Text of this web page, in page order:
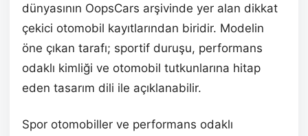
dünyasının OopsCars arşivinde yer alan dikkat
çekici otomobil kayıtlarından biridir. Modelin
öne çıkan tarafı; sportif duruşu, performans
odaklı kimliği ve otomobil tutkunlarına hitap
eden tasarım dili ile açıklanabilir.
Spor otomobiller ve performans odaklı